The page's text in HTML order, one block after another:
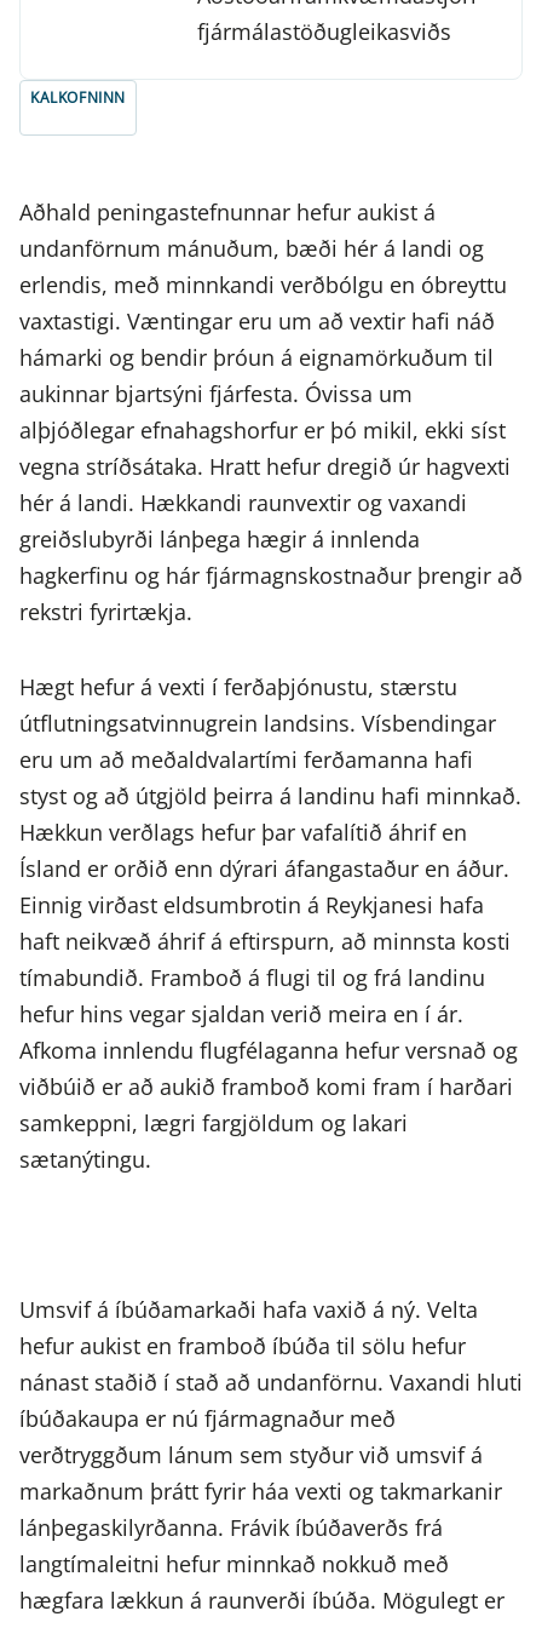
fjármálastöðugleikas­viðs
KALKOFNINN
Aðhald peningastefnunnar hefur aukist á
undanförnum mánuðum, bæði hér á landi og
erlendis, með minnkandi verðbólgu en óbreyttu
vaxtastigi. Væntingar eru um að vextir hafi náð
hámarki og bendir þróun á eignamörkuðum til
aukinnar bjartsýni fjárfesta. Óvissa um
alþjóðlegar efnahagshorfur er þó mikil, ekki síst
vegna stríðsátaka. Hratt hefur dregið úr hagvexti
hér á landi. Hækkandi raunvextir og vaxandi
greiðslubyrði lánþega hægir á innlenda
hagkerfinu og hár fjármagnskostnaður þrengir að
rekstri fyrirtækja.
Hægt hefur á vexti í ferðaþjónustu, stærstu
útflutningsatvinnugrein landsins. Vísbendingar
eru um að meðaldvalartími ferðamanna hafi
styst og að útgjöld þeirra á landinu hafi minnkað.
Hækkun verðlags hefur þar vafalítið áhrif en
Ísland er orðið enn dýrari áfangastaður en áður.
Einnig virðast eldsumbrotin á Reykjanesi hafa
haft neikvæð áhrif á eftirspurn, að minnsta kosti
tímabundið. Framboð á flugi til og frá landinu
hefur hins vegar sjaldan verið meira en í ár.
Afkoma innlendu flugfélaganna hefur versnað og
viðbúið er að aukið framboð komi fram í harðari
samkeppni, lægri fargjöldum og lakari
sætanýtingu.
Umsvif á íbúðamarkaði hafa vaxið á ný. Velta
hefur aukist en framboð íbúða til sölu hefur
nánast staðið í stað að undanförnu. Vaxandi hluti
íbúðakaupa er nú fjármagnaður með
verðtryggðum lánum sem styður við umsvif á
markaðnum þrátt fyrir háa vexti og takmarkanir
lánþegaskilyrðanna. Frávik íbúðaverðs frá
langtímaleitni hefur minnkað nokkuð með
hægfara lækkun á raunverði íbúða. Mögulegt er